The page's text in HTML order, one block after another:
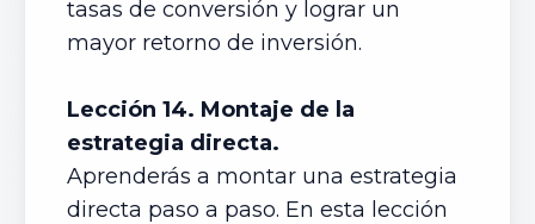
tasas de conversión y lograr un
mayor retorno de inversión.
Lección 14. Montaje de la
estrategia directa.
Aprenderás a montar una estrategia
directa paso a paso. En esta lección